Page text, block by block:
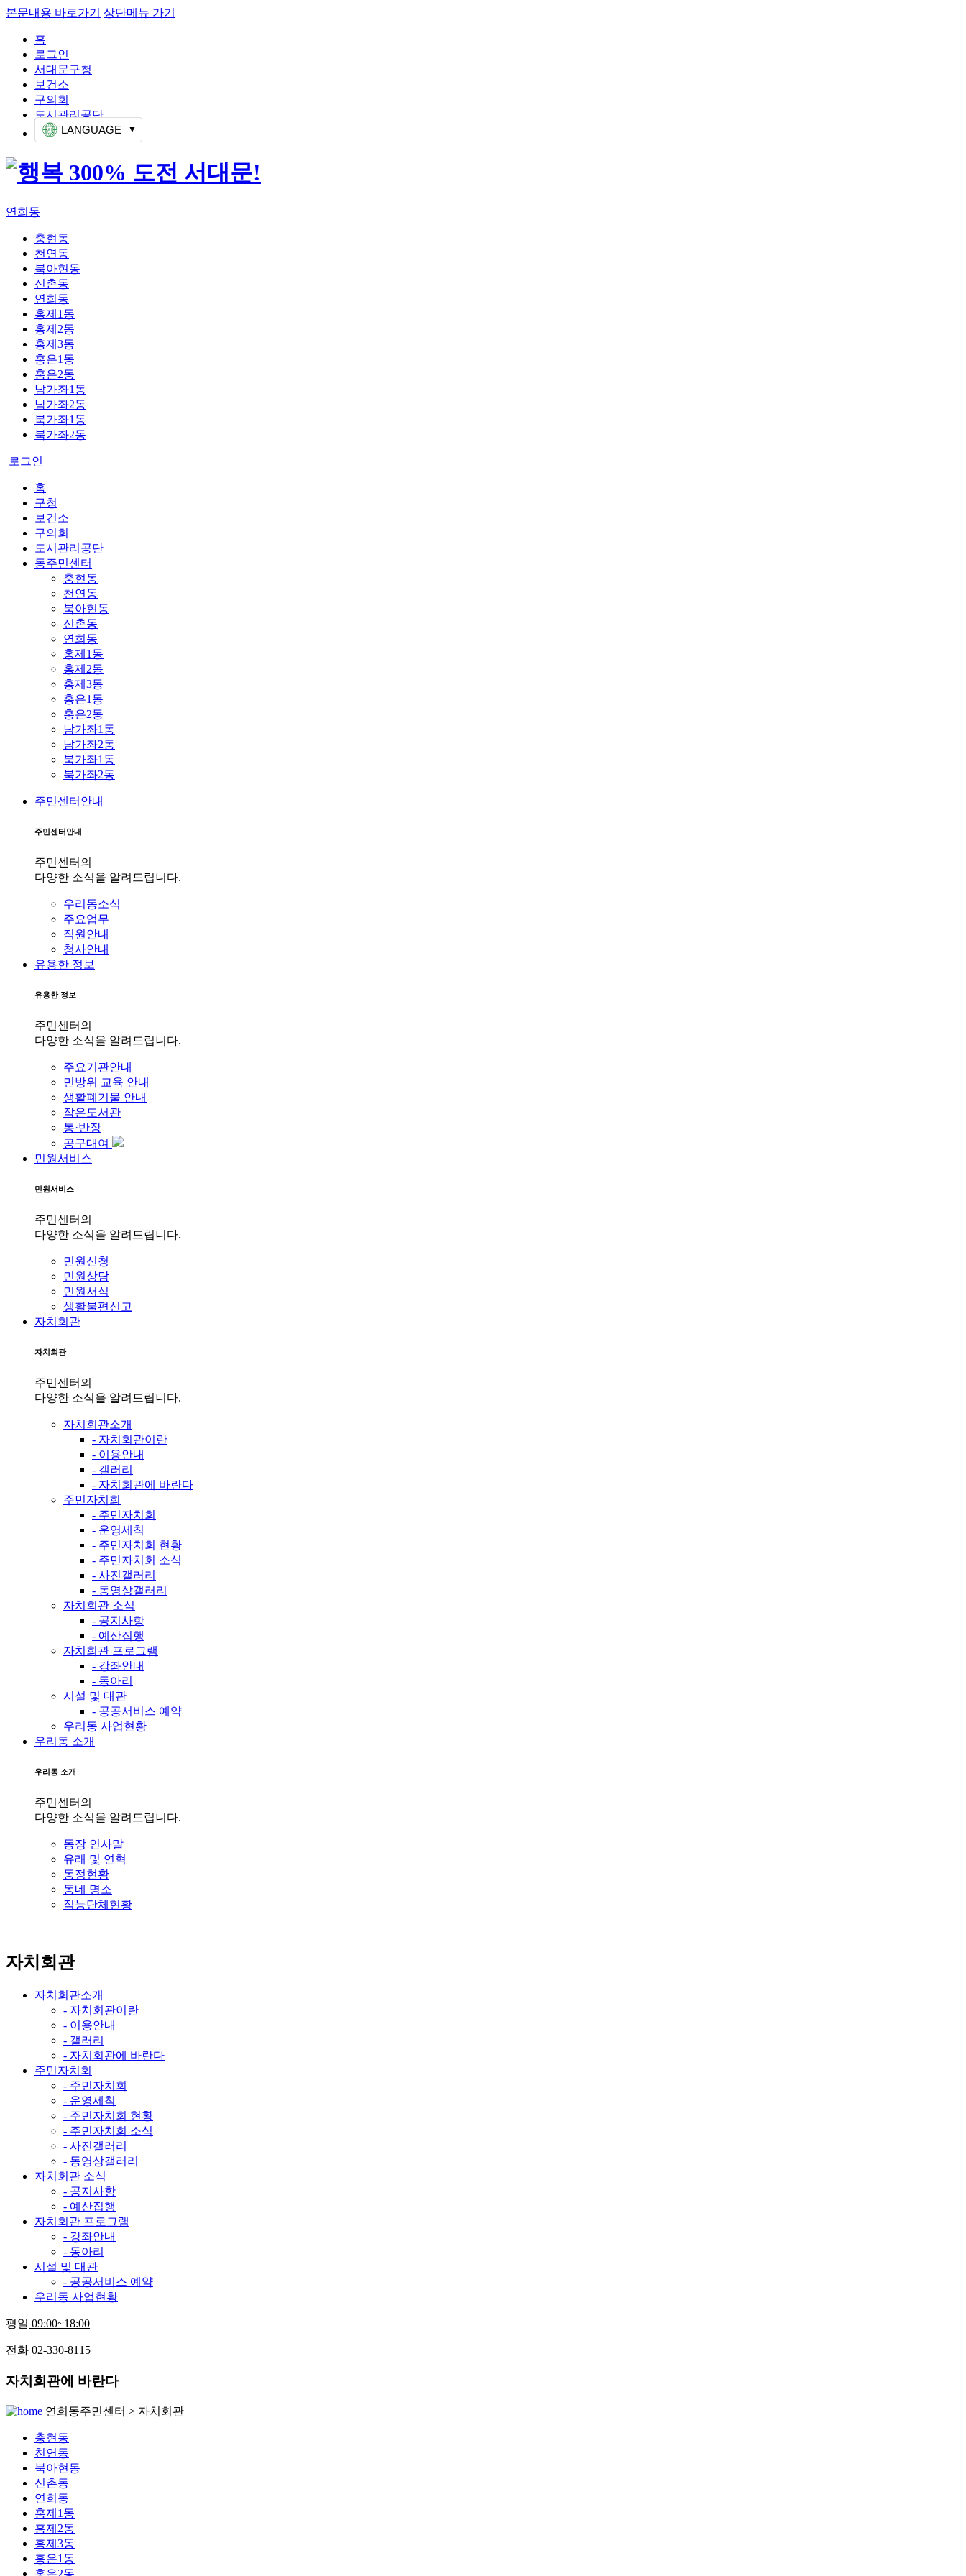
본문내용 바로가기 상단메뉴 가기
홈
로그인
서대문구청
보건소
구의회
도시관리공단
LANGUAGE
연희동
충현동
천연동
북아현동
신촌동
연희동
홍제1동
홍제2동
홍제3동
홍은1동
홍은2동
남가좌1동
남가좌2동
북가좌1동
북가좌2동
로그인
홈
구청
보건소
구의회
도시관리공단
동주민센터
충현동
천연동
북아현동
신촌동
연희동
홍제1동
홍제2동
홍제3동
홍은1동
홍은2동
남가좌1동
남가좌2동
북가좌1동
북가좌2동
주민센터안내
주민센터안내
주민센터의
다양한 소식을 알려드립니다.
우리동소식
주요업무
직원안내
청사안내
유용한 정보
유용한 정보
주민센터의
다양한 소식을 알려드립니다.
주요기관안내
민방위 교육 안내
생활폐기물 안내
작은도서관
통·반장
공구대여
민원서비스
민원서비스
주민센터의
다양한 소식을 알려드립니다.
민원신청
민원상담
민원서식
생활불편신고
자치회관
자치회관
주민센터의
다양한 소식을 알려드립니다.
자치회관소개
- 자치회관이란
- 이용안내
- 갤러리
- 자치회관에 바란다
주민자치회
- 주민자치회
- 운영세칙
- 주민자치회 현황
- 주민자치회 소식
- 사진갤러리
- 동영상갤러리
자치회관 소식
- 공지사항
- 예산집행
자치회관 프로그램
- 강좌안내
- 동아리
시설 및 대관
- 공공서비스 예약
우리동 사업현황
우리동 소개
우리동 소개
주민센터의
다양한 소식을 알려드립니다.
동장 인사말
유래 및 연혁
동정현황
동네 명소
직능단체현황
자치회관
자치회관소개
- 자치회관이란
- 이용안내
- 갤러리
- 자치회관에 바란다
주민자치회
- 주민자치회
- 운영세칙
- 주민자치회 현황
- 주민자치회 소식
- 사진갤러리
- 동영상갤러리
자치회관 소식
- 공지사항
- 예산집행
자치회관 프로그램
- 강좌안내
- 동아리
시설 및 대관
- 공공서비스 예약
우리동 사업현황
평일 09:00~18:00
전화 02-330-8115
자치회관에 바란다
연희동주민센터 > 자치회관
충현동
천연동
북아현동
신촌동
연희동
홍제1동
홍제2동
홍제3동
홍은1동
홍은2동